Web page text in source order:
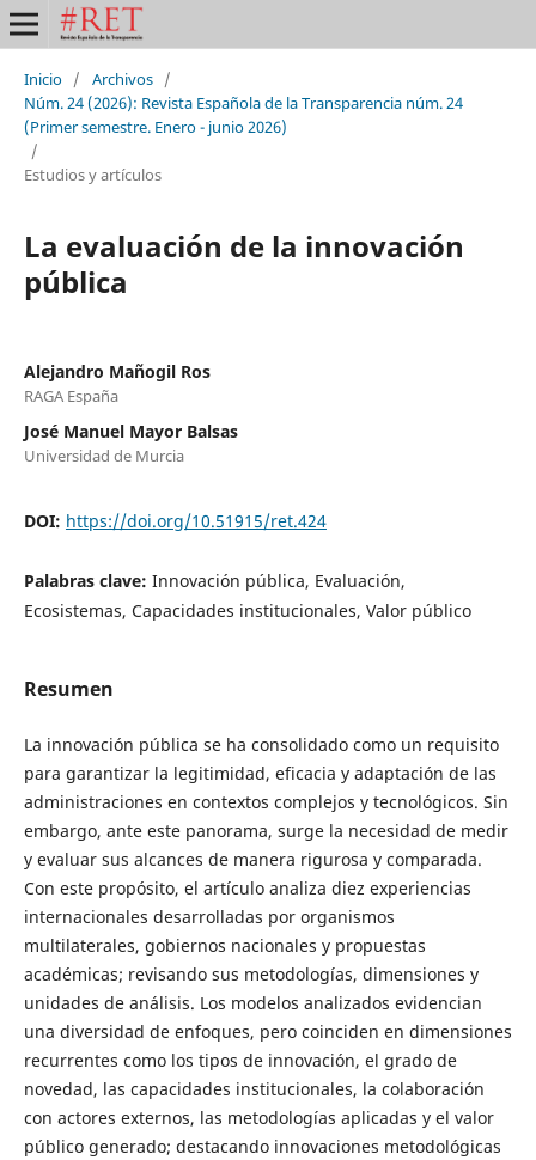
Inicio / Archivos /
Núm. 24 (2026): Revista Española de la Transparencia núm. 24
(Primer semestre. Enero - junio 2026)
/
Estudios y artículos
La evaluación de la innovación
pública
Alejandro Mañogil Ros
RAGA España
José Manuel Mayor Balsas
Universidad de Murcia
DOI: https://doi.org/10.51915/ret.424
Palabras clave: Innovación pública, Evaluación,
Ecosistemas, Capacidades institucionales, Valor público
Resumen
La innovación pública se ha consolidado como un requisito
para garantizar la legitimidad, eficacia y adaptación de las
administraciones en contextos complejos y tecnológicos. Sin
embargo, ante este panorama, surge la necesidad de medir
y evaluar sus alcances de manera rigurosa y comparada.
Con este propósito, el artículo analiza diez experiencias
internacionales desarrolladas por organismos
multilaterales, gobiernos nacionales y propuestas
académicas; revisando sus metodologías, dimensiones y
unidades de análisis. Los modelos analizados evidencian
una diversidad de enfoques, pero coinciden en dimensiones
recurrentes como los tipos de innovación, el grado de
novedad, las capacidades institucionales, la colaboración
con actores externos, las metodologías aplicadas y el valor
público generado; destacando innovaciones metodológicas